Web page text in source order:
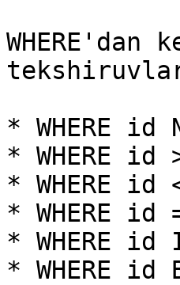
* WHERE id
* WHERE id
* WHERE id
* WHERE id
* WHERE
* WHERE id